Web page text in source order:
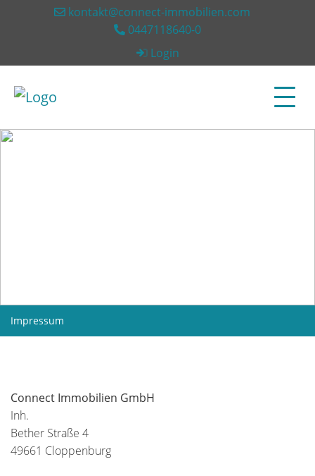
kontakt@connect-immobilien.com
0447118640-0
Login
Impressum
Connect Immobilien GmbH
Inh.
Bether Straße 4
49661 Cloppenburg